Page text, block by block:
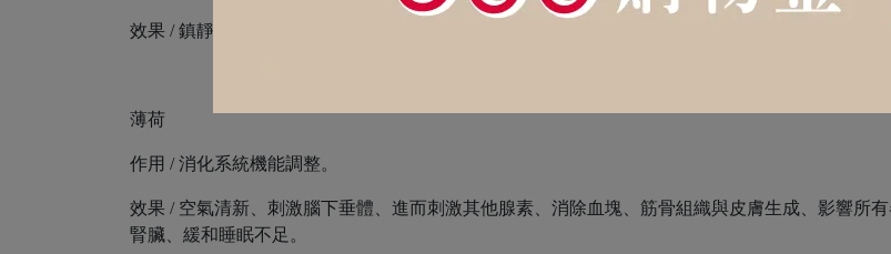
效果 / 鎮靜、促進鎮定、筋骨放鬆、引導睡眠、鎮定興奮的運動神經、輔助氧的吸收代謝、提高
薄荷
作用 / 消化系統機能調整。
效果 / 空氣清新、刺激腦下垂體、進而刺激其他腺素、消除血塊、筋骨組織與皮膚生成、影響所
腎臟、緩和睡眠不足。